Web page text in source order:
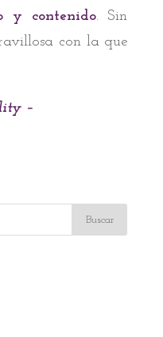
y contenido. Sin
con la que
–